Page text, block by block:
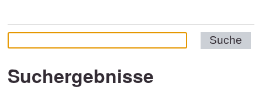
Suchergebnisse